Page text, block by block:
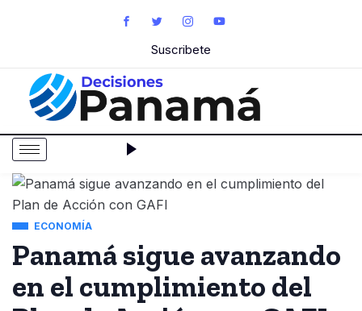
Suscribete
ECONOMÍA
Panamá sigue avanzando
en el cumplimiento del